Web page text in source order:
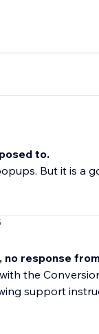
to.
But it is a
no response
the
support